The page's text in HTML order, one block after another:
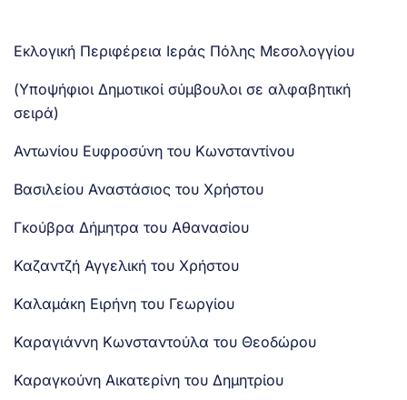
Εκλογική Περιφέρεια Ιεράς Πόλης Μεσολογγίου
(Υποψήφιοι Δημοτικοί σύμβουλοι σε αλφαβητική
σειρά)
Αντωνίου Ευφροσύνη του Κωνσταντίνου
Βασιλείου Αναστάσιος του Χρήστου
Γκούβρα Δήμητρα του Αθανασίου
Καζαντζή Αγγελική του Χρήστου
Καλαμάκη Ειρήνη του Γεωργίου
Καραγιάννη Κωνσταντούλα του Θεοδώρου
Καραγκούνη Αικατερίνη του Δημητρίου